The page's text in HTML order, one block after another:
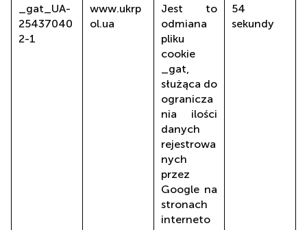
_gat_UA-
25437040
2-1
www.ukrp
ol.ua
Jest to
odmiana
pliku
cookie
_gat,
służąca do
ogranicza
nia ilości
danych
rejestrowa
nych
przez
Google na
stronach
interneto
54
sekundy